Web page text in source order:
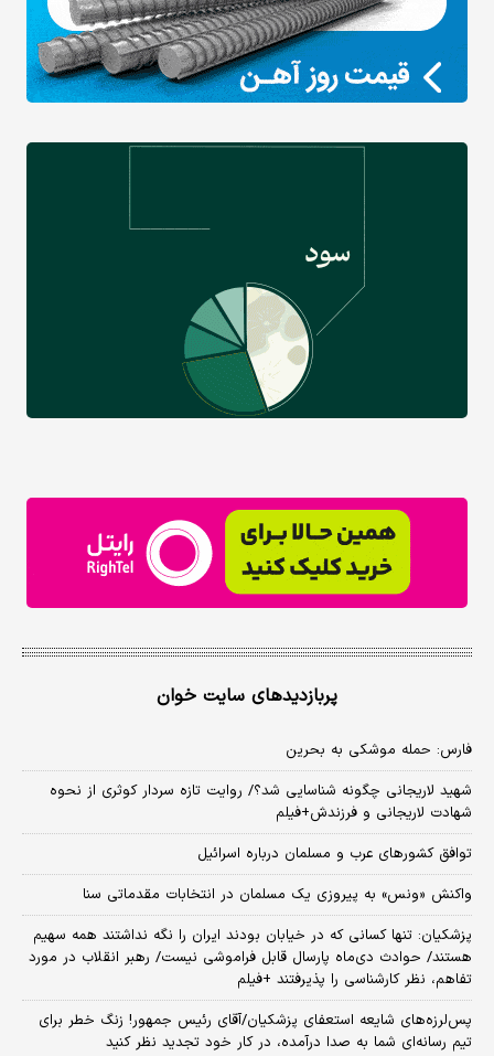
پربازدیدهای سایت خوان
فارس: حمله موشکی به بحرین
شهید لاریجانی چگونه شناسایی شد؟/ روایت تازه سردار کوثری از نحوه
شهادت لاریجانی و فرزندش+فیلم
توافق کشورهای عرب و مسلمان درباره اسرائیل
واکنش «ونس» به پیروزی یک مسلمان در انتخابات مقدماتی سنا
پزشکیان: تنها کسانی که در خیابان بودند ایران را نگه نداشتند همه سهیم
هستند/ حوادث دی‌ماه پارسال قابل فراموشی نیست/ رهبر انقلاب در مورد
تفاهم، نظر کارشناسی را پذیرفتند +فیلم
پس‌لرزه‌های شایعه استعفای پزشکیان/آقای رئیس جمهور! زنگ خطر برای
تیم رسانه‌ای شما به صدا درآمده، در کار خود تجدید نظر کنید